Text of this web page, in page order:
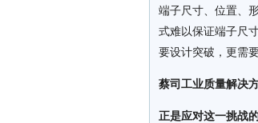
端子尺寸、位置、
式难以保证端子尺
要设计突破，更需
蔡司工业质量解决
正是应对这一挑战